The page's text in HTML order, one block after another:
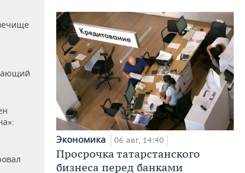
Экономика 06 авг, 14:40
Просрочка татарстанского
бизнеса перед банками